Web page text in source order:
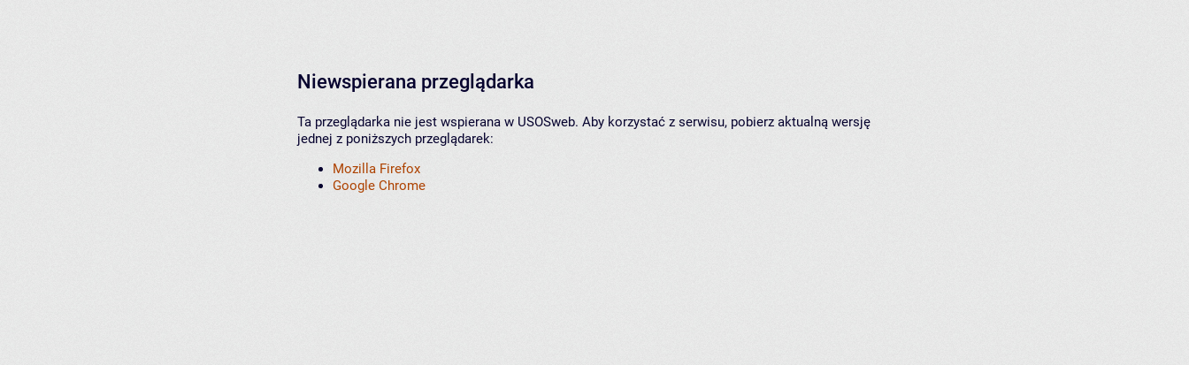
Niewspierana przeglądarka
Ta przeglądarka nie jest wspierana w USOSweb. Aby korzystać z serwisu, pobierz aktualną wersję
jednej z poniższych przeglądarek:
Mozilla Firefox
Google Chrome